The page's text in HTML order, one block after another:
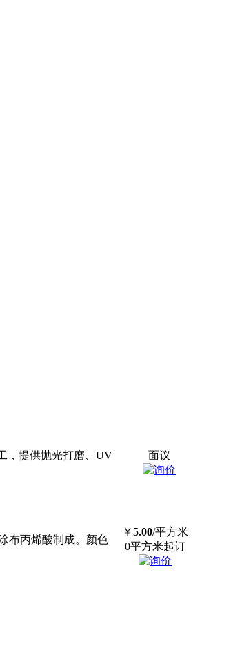
，提供抛光打磨、UV
面议
布丙烯酸制成。颜色
￥5.00/平方米
0平方米起订